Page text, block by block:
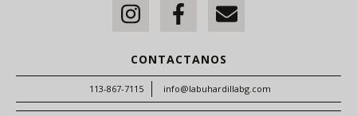
CONTACTANOS
113-867-7115 info@labuhardillabg.com